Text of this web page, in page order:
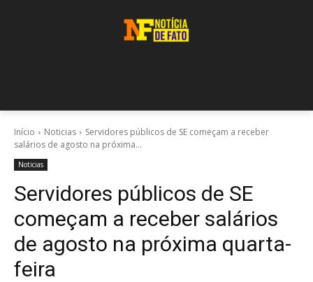
Início Noticias
Servidores públicos de SE começam a receber
salários de agosto na próxima...
Noticias
Servidores públicos de SE
começam a receber salários
de agosto na próxima quarta-
feira